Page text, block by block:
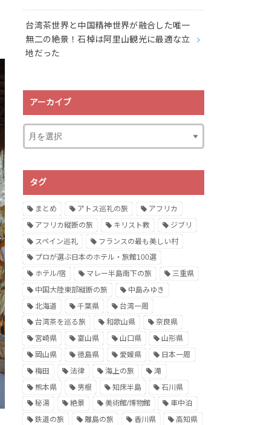
台湾茶世界と中国精神世界が融合した唯一
無二の絶景！石棹は阿里山観光に最適な立
地だった
アーカイブ
タグ
まとめ アトス巡礼の旅
アフリカ
アフリカ縦断の旅
キリスト教
ジブリ
スペイン巡礼
フランスの最も美しい村
プロが選ぶ日本のホテル・旅館100選
ホテル/宿
マレー半島南下の旅
三重県
中国大陸東部縦断の旅
中島みゆき
北海道
千葉県
台湾一周
台湾茶を巡る旅
和歌山県
奈良県
宮崎県
富山県 山口県
山形県
岡山県
徳島県 愛媛県
日本一周
梅田
法律 海上の旅
滝
熊本県
男根 知床半島
石川県
秘湯
絶景 美術館/博物館
車中泊
鉄道の旅
離島の旅 香川県
高知県